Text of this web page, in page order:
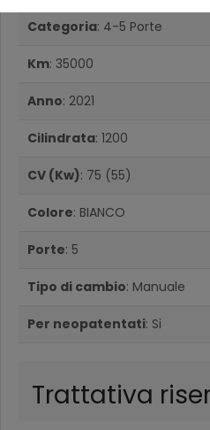
Categoria: 4-5 Porte
Km: 35000
Anno: 2021
Cilindrata: 1200
CV (Kw): 75 (55)
Colore: BIANCO
Porte: 5
Tipo di cambio: Manuale
Per neopatentati: Si
Trattativa